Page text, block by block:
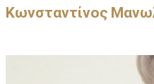
Κωνσταντίνος